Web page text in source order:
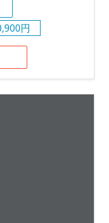
円